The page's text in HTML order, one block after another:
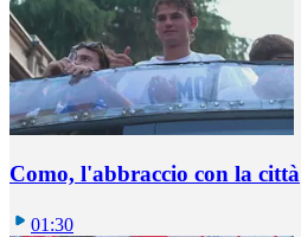
Como, l'abbraccio con la città
01:30